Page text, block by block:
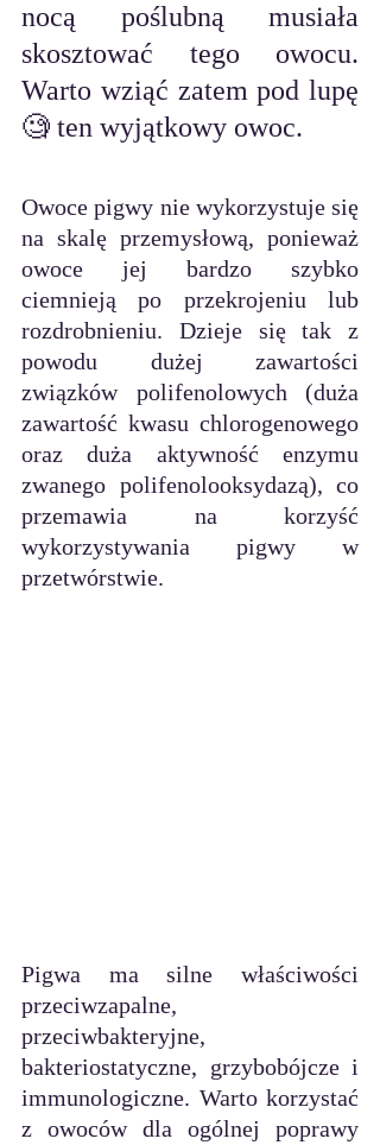
nocą poślubną musiała
skosztować tego owocu.
Warto wziąć zatem pod lupę
🧐 ten wyjątkowy owoc.
Owoce pigwy nie wykorzystuje się
na skalę przemysłową, ponieważ
owoce jej bardzo szybko
ciemnieją po przekrojeniu lub
rozdrobnieniu. Dzieje się tak z
powodu dużej zawartości
związków polifenolowych (duża
zawartość kwasu chlorogenowego
oraz duża aktywność enzymu
zwanego polifenolooksydazą), co
przemawia na korzyść
wykorzystywania pigwy w
przetwórstwie.
Pigwa ma silne właściwości
przeciwzapalne,
przeciwbakteryjne,
bakteriostatyczne, grzybobójcze i
immunologiczne. Warto korzystać
z owoców dla ogólnej poprawy